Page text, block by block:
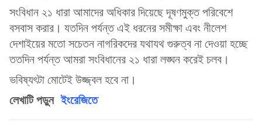
সংবিধান ২১ ধারা আমাদের অধিকার দিয়েছে দূষণমুক্ত পরিবেশে
বসবাস করার। যতদিন পর্যন্ত এই ধরনের সমীক্ষা এবং নীলেশ
দেশাইয়ের মতো সচেতন নাগরিকদের যথাযথ গুরুত্ব না দেওয়া হচ্ছে
ততদিন পর্যন্ত আমরা সংবিধানের ২১ ধারা লঙ্ঘন করেই চলব।
ভবিষ্যৎটা মোটেই উজ্জ্বল হবে না।
লেখাটিপড়ুন ইংরেজিতে